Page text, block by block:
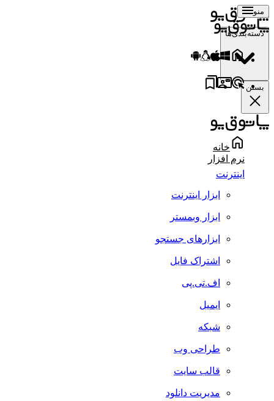
منو
دسته‌بندی‌ها
بستن
خانه
نرم افزار
اینترنت
ابزار اینترنت
ابزار وبمستر
ابزارهای جستجو
اشتراک فایل
اف.تی.پی
ایمیل
شبکه
طراحی وب
قالب سایت
مدیریت دانلود